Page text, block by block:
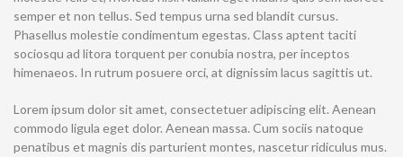
semper et non tellus. Sed tempus urna sed blandit cursus.
Phasellus molestie condimentum egestas. Class aptent taciti
sociosqu ad litora torquent per conubia nostra, per inceptos
himenaeos. In rutrum posuere orci, at dignissim lacus sagittis ut.
Lorem ipsum dolor sit amet, consectetuer adipiscing elit. Aenean
commodo ligula eget dolor. Aenean massa. Cum sociis natoque
penatibus et magnis dis parturient montes, nascetur ridiculus mus.